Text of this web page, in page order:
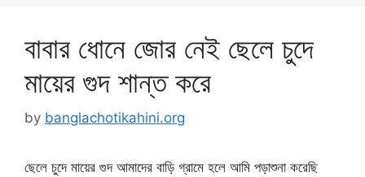
বাবার ধোনে জোর নেই ছেলে চুদে
মায়ের গুদ শান্ত করে
by banglachotikahini.org
ছেলে চুদে মায়ের গুদ আমাদের বাড়ি গ্রামে হলে আমি পড়াশুনা করেছি